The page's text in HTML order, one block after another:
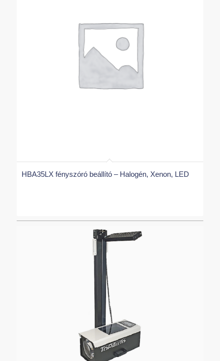
HBA35LX fényszóró beállító – Halogén, Xenon, LED